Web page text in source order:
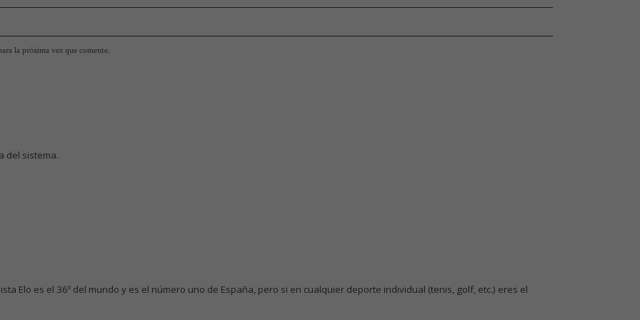
la próxima vez que comente.
del sistema.
Elo es el 36º del mundo y es el número uno de España, pero si en cualquier deporte individual (tenis, golf, etc.) eres el